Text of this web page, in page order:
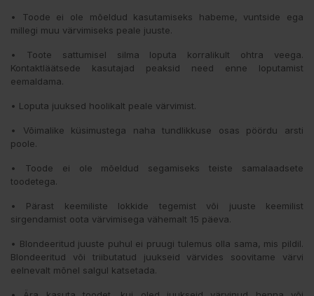
• Toode ei ole mõeldud kasutamiseks habeme, vuntside ega
millegi muu värvimiseks peale juuste.
• Toote sattumisel silma loputa korralikult ohtra veega.
Kontaktläätsede kasutajad peaksid need enne loputamist
eemaldama.
• Loputa juuksed hoolikalt peale värvimist.
• Võimalike küsimustega naha tundlikkuse osas pöördu arsti
poole.
• Toode ei ole mõeldud segamiseks teiste samalaadsete
toodetega.
• Pärast keemiliste lokkide tegemist või juuste keemilist
sirgendamist oota värvimisega vähemalt 15 päeva.
• Blondeeritud juuste puhul ei pruugi tulemus olla sama, mis pildil.
Blondeeritud või triibutatud juukseid värvides soovitame värvi
eelnevalt mõnel salgul katsetada.